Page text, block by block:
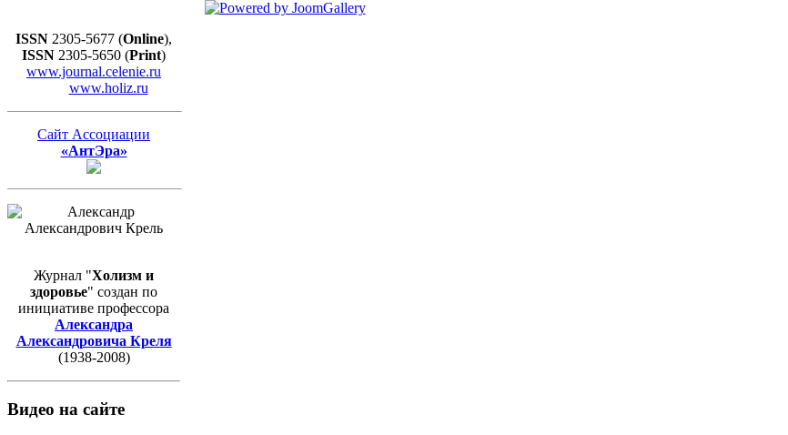
ISSN 2305-5677 (Online),
ISSN 2305-5650 (Print)
www.journal.celenie.ru
www.holiz.ru
Сайт Ассоциации
«АнтЭра»
Журнал "Холизм и
здоровье" создан по
инициативе профессора
Александра
Александровича Креля
(1938-2008)
Видео на сайте